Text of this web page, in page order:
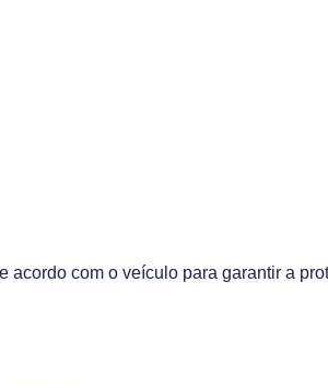
com o veículo para garantir a